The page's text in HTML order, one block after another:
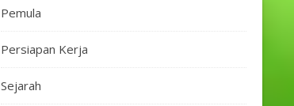
Pemula
Persiapan Kerja
Sejarah